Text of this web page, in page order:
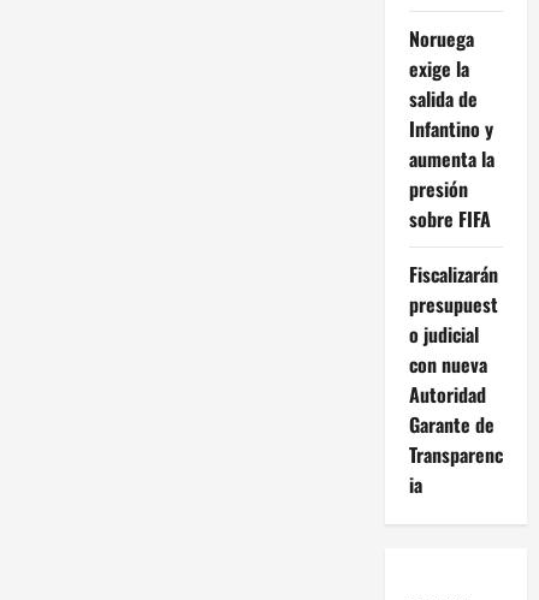
Noruega
exige la
salida de
Infantino y
aumenta la
presión
sobre FIFA
Fiscalizarán
presupuest
o judicial
con nueva
Autoridad
Garante de
Transparenc
ia